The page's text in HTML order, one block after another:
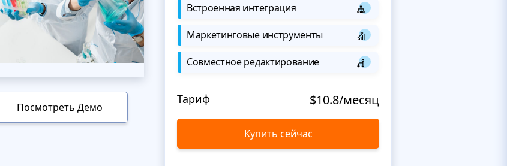
Посмотреть Демо
Встроенная интеграция
Маркетинговые инструменты
Совместное редактирование
Тариф $10.8/месяц
Купить сейчас